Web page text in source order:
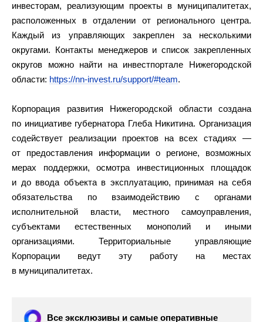
инвесторам, реализующим проекты в муниципалитетах,
расположенных в отдалении от регионального центра.
Каждый из управляющих закреплен за несколькими
округами. Контакты менеджеров и список закрепленных
округов можно найти на инвестпортале Нижегородской
области: https://nn-invest.ru/support/#team.
Корпорация развития Нижегородской области создана
по инициативе губернатора Глеба Никитина. Организация
содействует реализации проектов на всех стадиях —
от предоставления информации о регионе, возможных
мерах поддержки, осмотра инвестиционных площадок
и до ввода объекта в эксплуатацию, принимая на себя
обязательства по взаимодействию с органами
исполнительной власти, местного самоуправления,
субъектами естественных монополий и иными
организациями. Территориальные управляющие
Корпорации ведут эту работу на местах
в муниципалитетах.
Все эксклюзивы и самые оперативные